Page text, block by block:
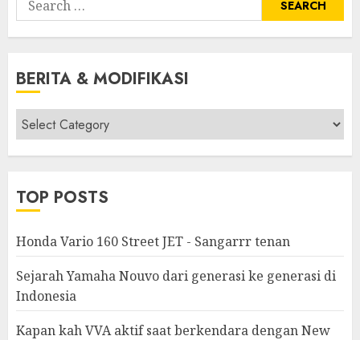
for:
BERITA & MODIFIKASI
Berita
&
Modifikasi
TOP POSTS
Honda Vario 160 Street JET - Sangarrr tenan
Sejarah Yamaha Nouvo dari generasi ke generasi di
Indonesia
Kapan kah VVA aktif saat berkendara dengan New